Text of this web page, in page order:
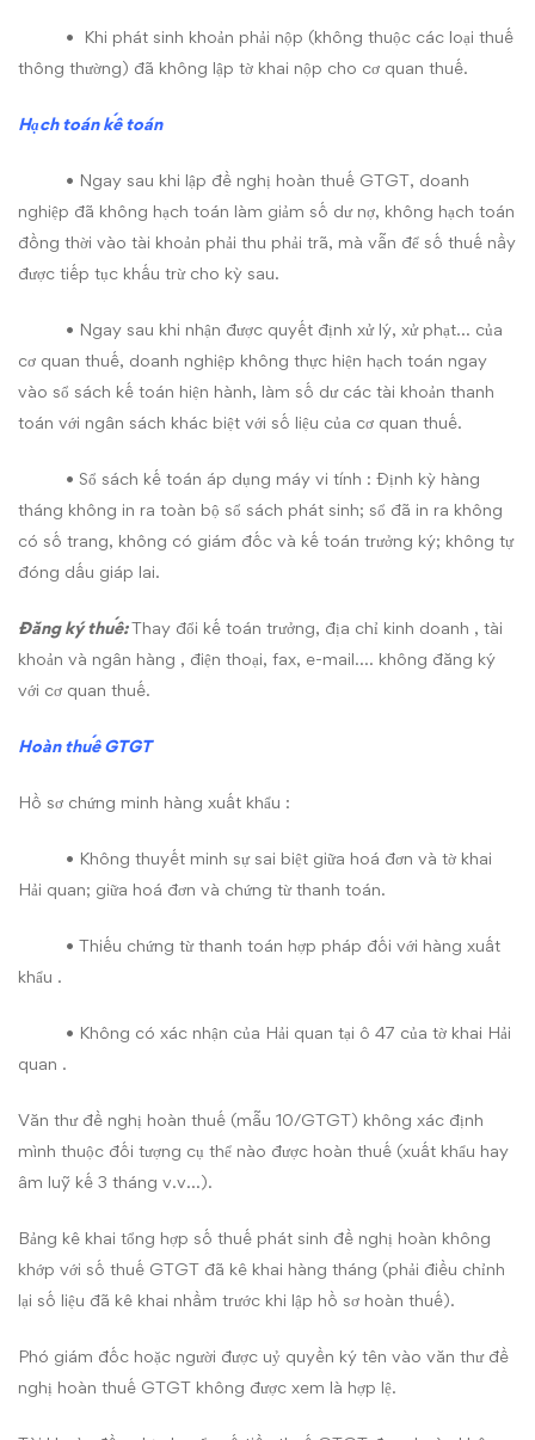
• Khi phát sinh khoản phải nộp (không thuộc các loại thuế
thông thường) đã không lập tờ khai nộp cho cơ quan thuế.
Hạch toán kế toán
• Ngay sau khi lập đề nghị hoàn thuế GTGT, doanh
nghiệp đã không hạch toán làm giảm số dư nợ, không hạch toán
đồng thời vào tài khoản phải thu phải trã, mà vẫn để số thuế nầy
được tiếp tục khấu trừ cho kỳ sau.
• Ngay sau khi nhận được quyết định xử lý, xử phạt… của
cơ quan thuế, doanh nghiệp không thực hiện hạch toán ngay
vào sổ sách kế toán hiện hành, làm số dư các tài khoản thanh
toán với ngân sách khác biệt với số liệu của cơ quan thuế.
• Sổ sách kế toán áp dụng máy vi tính : Định kỳ hàng
tháng không in ra toàn bộ sổ sách phát sinh; sổ đã in ra không
có số trang, không có giám đốc và kế toán trưởng ký; không tự
đóng dấu giáp lai.
Đăng ký thuế:Thay đổi kế toán trưởng, địa chỉ kinh doanh , tài
khoản và ngân hàng , điện thoại, fax, e-mail…. không đăng ký
với cơ quan thuế.
HoànthuếGTGT
Hồ sơ chứng minh hàng xuất khẩu :
• Không thuyết minh sự sai biệt giữa hoá đơn và tờ khai
Hải quan; giữa hoá đơn và chứng từ thanh toán.
• Thiếu chứng từ thanh toán hợp pháp đối với hàng xuất
khẩu .
• Không có xác nhận của Hải quan tại ô 47 của tờ khai Hải
quan .
Văn thư đề nghị hoàn thuế (mẫu 10/GTGT) không xác định
mình thuộc đối tượng cụ thể nào được hoàn thuế (xuất khẩu hay
âm luỹ kế 3 tháng v.v…).
Bảng kê khai tổng hợp số thuế phát sinh đề nghị hoàn không
khớp với số thuế GTGT đã kê khai hàng tháng (phải điều chỉnh
lại số liệu đã kê khai nhầm trước khi lập hồ sơ hoàn thuế).
Phó giám đốc hoặc người được uỷ quyền ký tên vào văn thư đề
nghị hoàn thuế GTGT không được xem là hợp lệ.